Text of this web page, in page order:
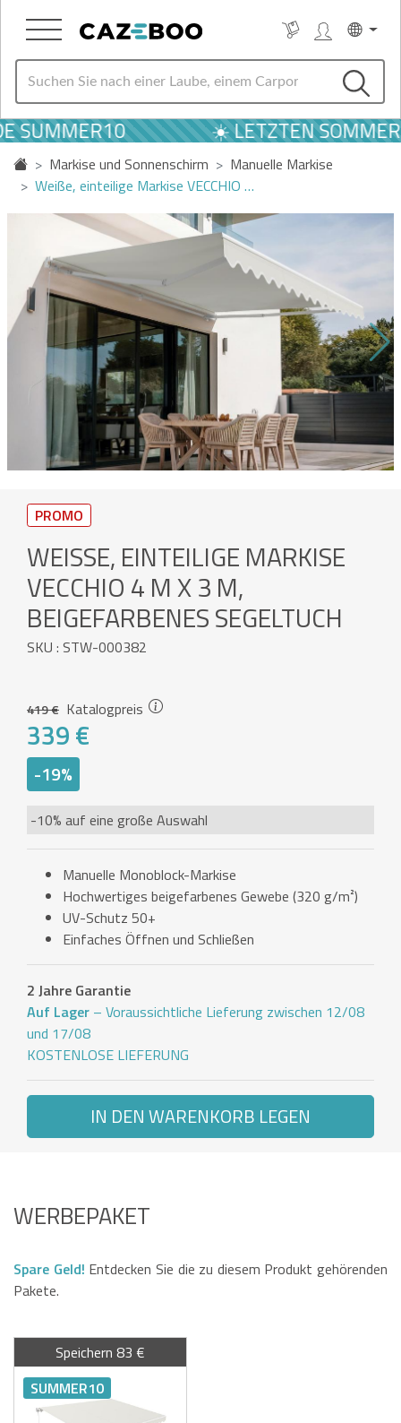
☀️ LETZTEN SOMMER
Markise und Sonnenschirm
Manuelle Markise
Weiße, einteilige Markise VECCHIO …
PROMO
WEISSE, EINTEILIGE MARKISE V
ECCHIO 4 M X 3 M, B
EIGEFARBENES SEGELTUCH
SKU : STW-000382
419 € Katalogpreis
339 €
-19%
-10% auf eine große Auswahl
Manuelle Monoblock-Markise
Hochwertiges beigefarbenes Gewebe (320 g/m²)
UV-Schutz 50+
Einfaches Öffnen und Schließen
2 Jahre Garantie
Auf Lager – Voraussichtliche Lieferung zwischen 12/08
und 17/08
KOSTENLOSE LIEFERUNG
IN DEN WARENKORB LEGEN
WERBEPAKET
Spare Geld! Entdecken Sie die zu diesem Produkt gehörenden
Pakete.
Speichern 83 €
SUMMER10